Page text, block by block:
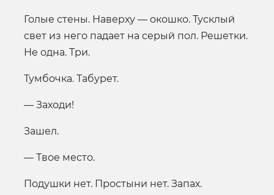
Голые стены. Наверху — окошко. Тусклый
свет из него падает на серый пол. Решетки.
Не одна. Три.
Тумбочка. Табурет.
— Заходи!
Зашел.
— Твое место.
Подушки нет. Простыни нет. Запах.